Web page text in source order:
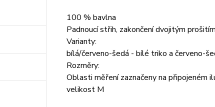
100 % bavlna
Padnoucí střih, zakončení dvojitým
Varianty:
bílá/červeno-šedá - bílé triko a červeno-
Rozměry:
Oblasti měření zaznačeny na připojeném
velikost M